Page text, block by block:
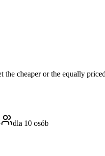
cheaper or the equally
dla 10 osób